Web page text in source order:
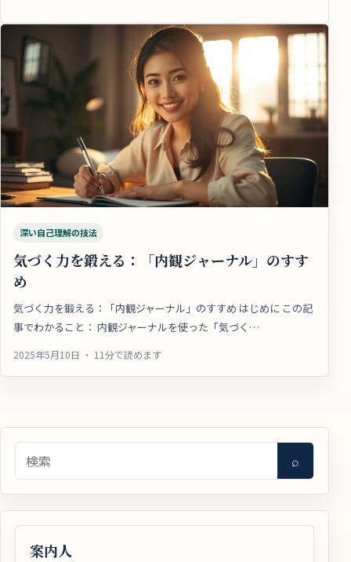
深い自己理解の技法
気づく力を鍛える：「内観ジャーナル」のすす
め
気づく力を鍛える：「内観ジャーナル」のすすめ はじめに この記
事でわかること： 内観ジャーナルを使った「気づく…
2025年5月10日 ・ 11分で読めます
検索 ⌕
案内人